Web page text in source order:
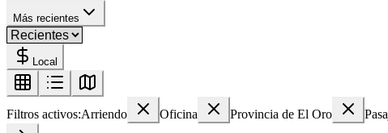
Más recientes
Local
Filtros activos:Arriendo Oficina Provincia de El Oro